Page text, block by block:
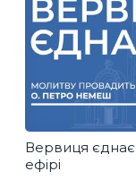
Вервиця
ефірі